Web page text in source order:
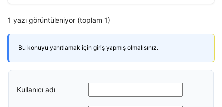
1 yazı görüntüleniyor (toplam 1)
Bu konuyu yanıtlamak için giriş yapmış olmalısınız.
Kullanıcı adı: